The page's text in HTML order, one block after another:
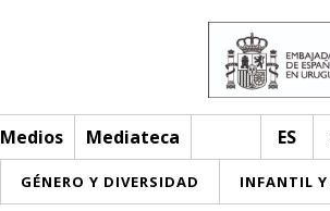
Medios Mediateca ES
GÉNERO Y DIVERSIDAD INFANTIL Y